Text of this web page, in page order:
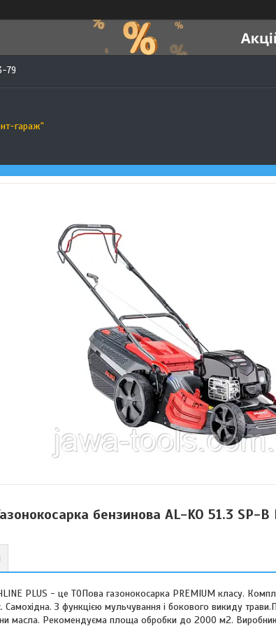
79
гараж"
бензинова AL-KO 51.3 SP-B
PLUS - це ТОПова газонокосарка PREMIUM класу.
З функцією мульчування і бокового викиду
масла. Рекомендуєма площа обробки до 2000 м2. Виробник